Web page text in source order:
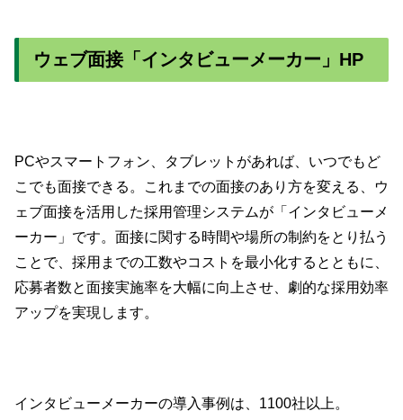
ウェブ面接「インタビューメーカー」HP
PCやスマートフォン、タブレットがあれば、いつでもど
こでも面接できる。これまでの面接のあり方を変える、ウ
ェブ面接を活用した採用管理システムが「インタビューメ
ーカー」です。面接に関する時間や場所の制約をとり払う
ことで、採用までの工数やコストを最小化するとともに、
応募者数と面接実施率を大幅に向上させ、劇的な採用効率
アップを実現します。
インタビューメーカーの導入事例は、1100社以上。